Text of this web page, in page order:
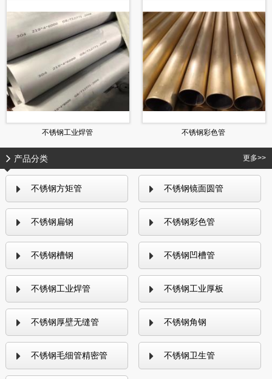
不锈钢工业焊管 不锈钢彩色管
更多>>
产品分类
不锈钢方矩管 不锈钢镜面圆管
不锈钢扁钢 不锈钢彩色管
不锈钢槽钢 不锈钢凹槽管
不锈钢工业焊管 不锈钢工业厚板
不锈钢厚壁无缝管 不锈钢角钢
不锈钢毛细管精密管 不锈钢卫生管